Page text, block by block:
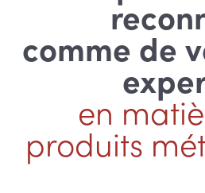
comme de
en
produits